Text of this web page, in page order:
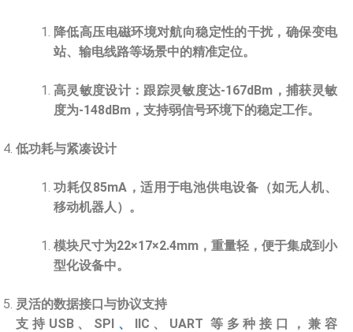
降低高压电磁环境对航向稳定性的干扰，确保变电
站、输电线路等场景中的精准定位。
高灵敏度设计：跟踪灵敏度达-167dBm，捕获灵敏
度为-148dBm，支持弱信号环境下的稳定工作。
低功耗与紧凑设计
功耗仅85mA，适用于电池供电设备（如无人机、
移动机器人）。
模块尺寸为22×17×2.4mm，重量轻，便于集成到小
型化设备中。
灵活的数据接口与协议支持
支持USB、SPI 、 IIC、UART 等多种接口，兼容